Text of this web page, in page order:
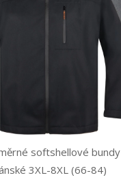
softshellové bundy
3XL-8XL (66-84)